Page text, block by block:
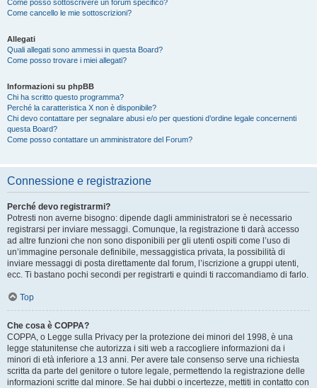
Come posso sottoscrivere un forum specifico?
Come cancello le mie sottoscrizioni?
Allegati
Quali allegati sono ammessi in questa Board?
Come posso trovare i miei allegati?
Informazioni su phpBB
Chi ha scritto questo programma?
Perché la caratteristica X non è disponibile?
Chi devo contattare per segnalare abusi e/o per questioni d’ordine legale concernenti
questa Board?
Come posso contattare un amministratore del Forum?
Connessione e registrazione
Perché devo registrarmi?
Potresti non averne bisogno: dipende dagli amministratori se è necessario
registrarsi per inviare messaggi. Comunque, la registrazione ti darà accesso
ad altre funzioni che non sono disponibili per gli utenti ospiti come l’uso di
un’immagine personale definibile, messaggistica privata, la possibilità di
inviare messaggi di posta direttamente dal forum, l’iscrizione a gruppi utenti,
ecc. Ti bastano pochi secondi per registrarti e quindi ti raccomandiamo di farlo.
Top
Che cosa è COPPA?
COPPA, o Legge sulla Privacy per la protezione dei minori del 1998, è una
legge statunitense che autorizza i siti web a raccogliere informazioni da i
minori di età inferiore a 13 anni. Per avere tale consenso serve una richiesta
scritta da parte del genitore o tutore legale, permettendo la registrazione delle
informazioni scritte dal minore. Se hai dubbi o incertezze, mettiti in contatto con